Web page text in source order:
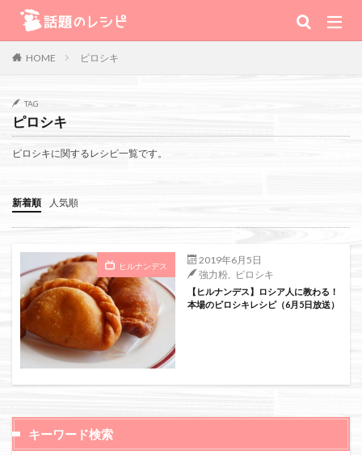
HOME ピロシキ
TAG
ピロシキ
ピロシキに関するレシピ一覧です。
新着順 人気順
ヒルナンデス
2019年6月5日
強力粉
ピロシキ
【ヒルナンデス】ロシア人に教わる！
本場のピロシキレシピ（6月5日放送）
キーワード検索
キーワード
TV番組
Warning: Use of undefined constant 番組 - assumed '番組' (this will
throw an Error in a future version of PHP) in
/home/xs111inc/wadai.info/public_html/wp-content/themes/the-
thor-child/searchform-refine.php on line 41
絞り込み検索